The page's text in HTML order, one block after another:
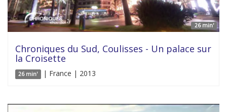
26 min'
Chroniques du Sud, Coulisses - Un palace sur
la Croisette
26 min' | France | 2013